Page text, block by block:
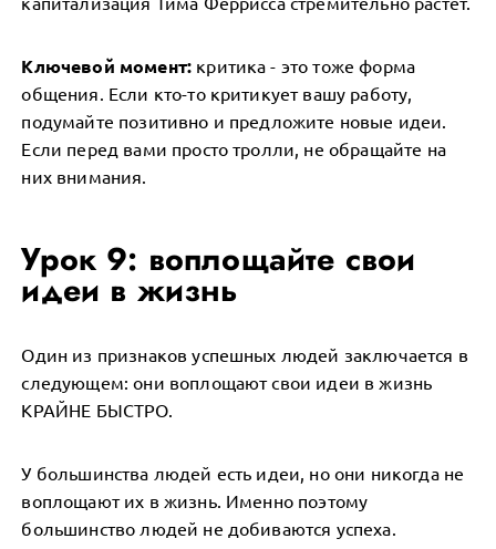
Ключевой момент: критика - это тоже форма
общения. Если кто-то критикует вашу работу,
подумайте позитивно и предложите новые идеи.
Если перед вами просто тролли, не обращайте на
них внимания.
Урок 9: воплощайте свои
идеи в жизнь
Один из признаков успешных людей заключается в
следующем: они воплощают свои идеи в жизнь
КРАЙНЕ БЫСТРО.
У большинства людей есть идеи, но они никогда не
воплощают их в жизнь. Именно поэтому
большинство людей не добиваются успеха.